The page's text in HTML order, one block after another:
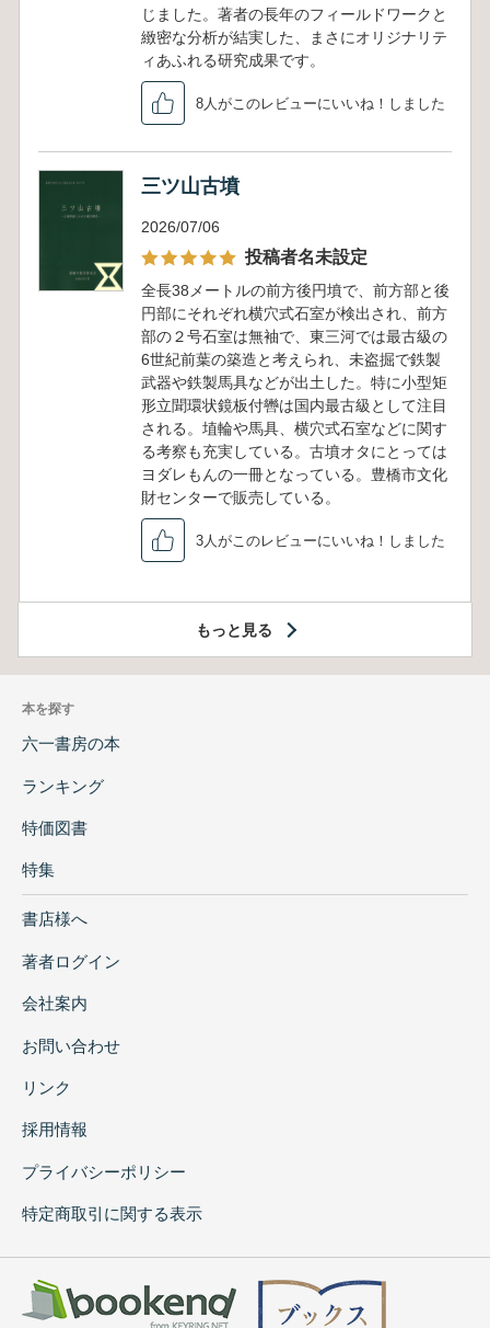
じました。著者の長年のフィールドワークと
緻密な分析が結実した、まさにオリジナリテ
ィあふれる研究成果です。
8人がこのレビューにいいね！しました
三ツ山古墳
2026/07/06
投稿者名未設定
全長38メートルの前方後円墳で、前方部と後
円部にそれぞれ横穴式石室が検出され、前方
部の２号石室は無袖で、東三河では最古級の
6世紀前葉の築造と考えられ、未盗掘で鉄製
武器や鉄製馬具などが出土した。特に小型矩
形立聞環状鏡板付轡は国内最古級として注目
される。埴輪や馬具、横穴式石室などに関す
る考察も充実している。古墳オタにとっては
ヨダレもんの一冊となっている。豊橋市文化
財センターで販売している。
3人がこのレビューにいいね！しました
もっと見る
本を探す
六一書房の本
ランキング
特価図書
特集
書店様へ
著者ログイン
会社案内
お問い合わせ
リンク
採用情報
プライバシーポリシー
特定商取引に関する表示